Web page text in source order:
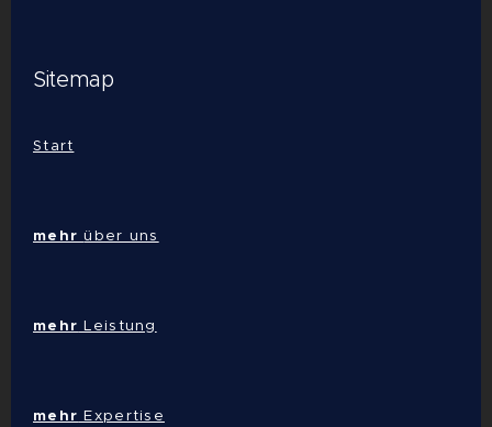
Sitemap
Start
mehrüber uns
mehr Leistung
mehr Expertise